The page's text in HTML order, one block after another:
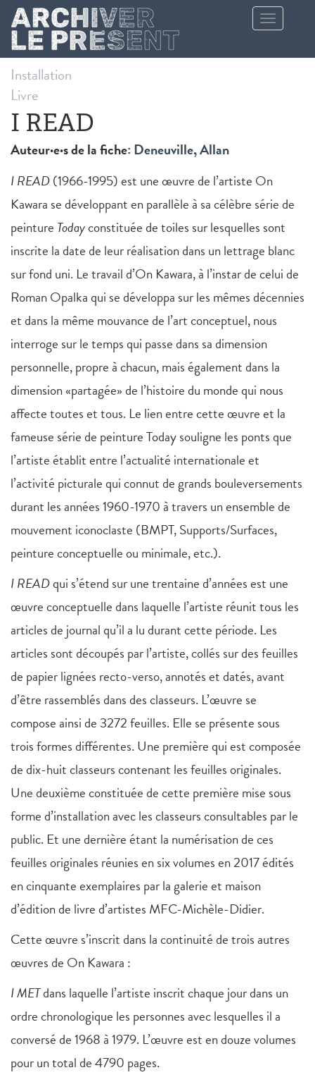
Aller au contenu principal
Toggle
navigation
Installation
Livre
I READ
Auteur·e·s de la fiche: Deneuville, Allan
I READ(1966-1995) est une œuvre de l’artiste On
Kawara se développant en parallèle à sa célèbre série de
peinture Todayconstituée de toiles sur lesquelles sont
inscrite la date de leur réalisation dans un lettrage blanc
sur fond uni. Le travail d’On Kawara, à l’instar de celui de
Roman Opalka qui se développa sur les mêmes décennies
et dans la même mouvance de l’art conceptuel, nous
interroge sur le temps qui passe dans sa dimension
personnelle, propre à chacun, mais également dans la
dimension «partagée» de l’histoire du monde qui nous
affecte toutes et tous. Le lien entre cette œuvre et la
fameuse série de peinture Today souligne les ponts que
l’artiste établit entre l’actualité internationale et
l’activité picturale qui connut de grands bouleversements
durant les années 1960-1970 à travers un ensemble de
mouvement iconoclaste (BMPT, Supports/Surfaces,
peinture conceptuelle ou minimale, etc.).
I READqui s’étend sur une trentaine d’années est une
œuvre conceptuelle dans laquelle l’artiste réunit tous les
articles de journal qu’il a lu durant cette période. Les
articles sont découpés par l’artiste, collés sur des feuilles
de papier lignées recto-verso, annotés et datés, avant
d’être rassemblés dans des classeurs. L’œuvre se
compose ainsi de 3272 feuilles. Elle se présente sous
trois formes différentes. Une première qui est composée
de dix-huit classeurs contenant les feuilles originales.
Une deuxième constituée de cette première mise sous
forme d’installation avec les classeurs consultables par le
public. Et une dernière étant la numérisation de ces
feuilles originales réunies en six volumes en 2017 édités
en cinquante exemplaires par la galerie et maison
d’édition de livre d’artistes MFC-Michèle-Didier.
Cette œuvre s’inscrit dans la continuité de trois autres
œuvres de On Kawara :
I METdans laquelle l’artiste inscrit chaque jour dans un
ordre chronologique les personnes avec lesquelles il a
conversé de 1968 à 1979. L’œuvre est en douze volumes
pour un total de 4790 pages.